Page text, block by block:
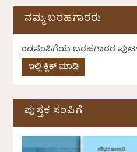
ನಮ್ಮ ಬರಹಗಾರರು
ಕೆಂಡಸಂಪಿಗೆಯ ಬರಹಗಾರರ
ಇಲ್ಲಿ ಕ್ಲಿಕ್ ಮಾಡಿ
ಪುಸ್ತಕ ಸಂಪಿಗೆ